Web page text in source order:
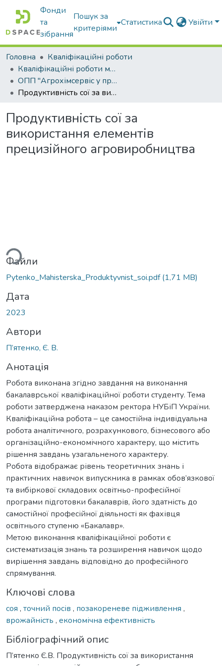
Фонди
та
зібрання
Пошук за
критеріями
Статистика Увійти
Головна
Кваліфікаційні роботи
Кваліфікаційні роботи магістрів
ОПП "Агрохімсервіс у прецизійному агровиробництві"
Продуктивність сої за використання елементів прецизійного агровиробництва
Продуктивність сої за
використання елементів
прецизійного агровиробництва
Файли
Pytenko_Mahisterska_Produktyvnist_soi.pdf(1,71 MB)
Дата
2023
Автори
П’ятенко, Є. В.
Анотація
Робота виконана згідно завдання на виконання
бакалаврської кваліфікаційної роботи студенту. Тема
роботи затверджена наказом ректора НУБіП України.
Кваліфікаційна робота – це самостійна індивідуальна
робота аналітичного, розрахункового, бізнесового або
організаційно-економічного характеру, що містить
рішення завдань узагальненого характеру.
Робота відображає рівень теоретичних знань і
практичних навичок випускника в рамках обов’язкової
та вибіркової складових освітньо-професійної
програми підготовки бакалаврів, його здатність до
самостійної професійної діяльності як фахівця
освітнього ступеню «Бакалавр».
Метою виконання кваліфікаційної роботи є
систематизація знань та розширення навичок щодо
вирішення завдань відповідно до професійного
спрямування.
Ключові слова
соя , точний посів , позакореневе підживлення ,
врожайність , економічна ефективність
Бібліографічний опис
П’ятенко Є.В. Продуктивність сої за використання